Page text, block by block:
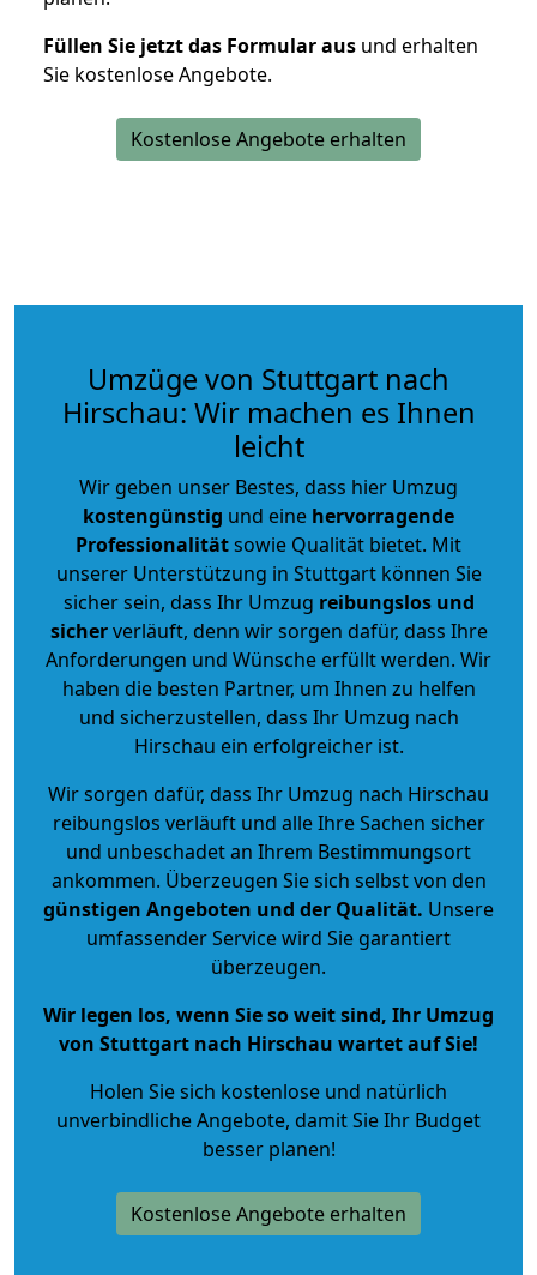
Füllen Sie jetzt das Formular aus und erhalten
Sie kostenlose Angebote.
Kostenlose Angebote erhalten
Umzüge von Stuttgart nach
Hirschau: Wir machen es Ihnen
leicht
Wir geben unser Bestes, dass hier Umzug
kostengünstig und eine hervorragende
Professionalitätsowie Qualität bietet. Mit
unserer Unterstützung in Stuttgart können Sie
sicher sein, dass Ihr Umzug reibungslos und
sicherverläuft, denn wir sorgen dafür, dass Ihre
Anforderungen und Wünsche erfüllt werden. Wir
haben die besten Partner, um Ihnen zu helfen
und sicherzustellen, dass Ihr Umzug nach
Hirschau ein erfolgreicher ist.
Wir sorgen dafür, dass Ihr Umzug nach Hirschau
reibungslos verläuft und alle Ihre Sachen sicher
und unbeschadet an Ihrem Bestimmungsort
ankommen. Überzeugen Sie sich selbst von den
günstigen Angeboten und der Qualität. Unsere
umfassender Service wird Sie garantiert
überzeugen.
Wir legen los, wenn Sie so weit sind, Ihr Umzug
von Stuttgart nach Hirschau wartet auf Sie!
Holen Sie sich kostenlose und natürlich
unverbindliche Angebote, damit Sie Ihr Budget
besser planen!
Kostenlose Angebote erhalten